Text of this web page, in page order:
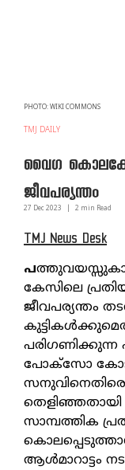
PHOTO: WIKI COMMONS
TMJ DAILY
വൈഗ
ജീവപര്യന്തം
27 Dec 2023 2 min Read
TMJ News Desk
പ
കേസിലെ
ജീവപര്യന്തം
പോക്‌സോ
സനുവിനെതിരെ
തെളിഞ്ഞതായി
സാമ്പത്തിക
കൊലപ്പെടുത്താന്‍
ആള്‍മാറാട്ടം